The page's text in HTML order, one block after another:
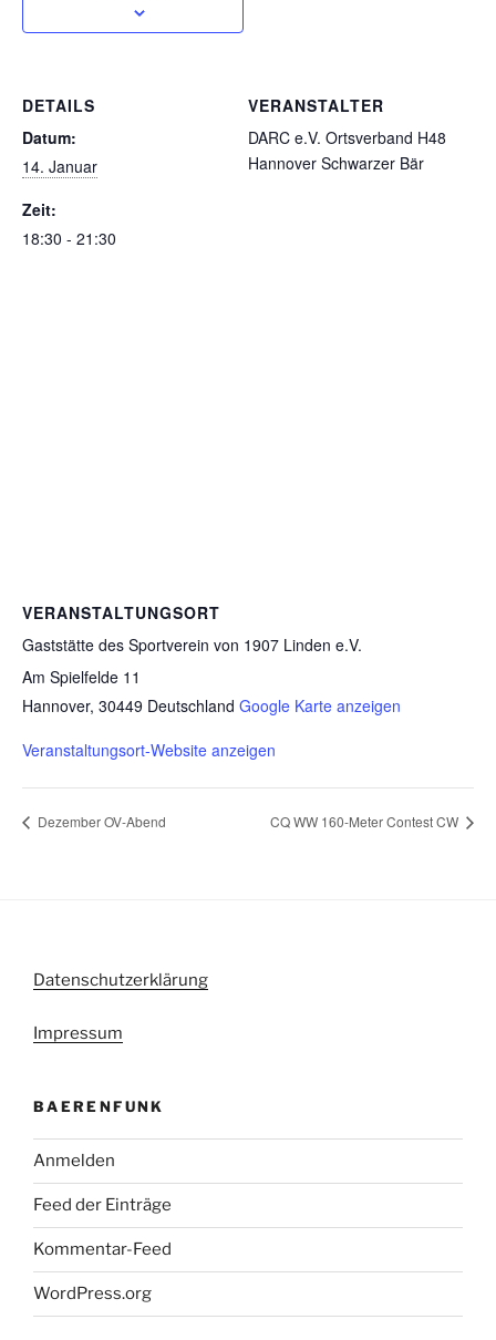
DETAILS
Datum:
14. Januar
Zeit:
18:30 - 21:30
VERANSTALTER
DARC e.V. Ortsverband H48
Hannover Schwarzer Bär
VERANSTALTUNGSORT
Gaststätte des Sportverein von 1907 Linden e.V.
Am Spielfelde 11
Hannover, 30449 Deutschland Google Karte anzeigen
Veranstaltungsort-Website anzeigen
Dezember OV-Abend CQ WW 160-Meter Contest CW
Datenschutzerklärung
Impressum
BAERENFUNK
Anmelden
Feed der Einträge
Kommentar-Feed
WordPress.org